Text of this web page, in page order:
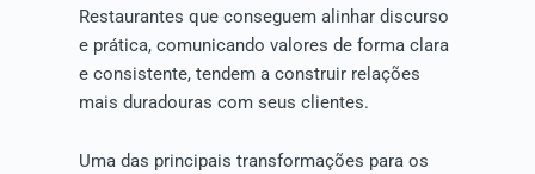
Restaurantes que conseguem alinhar discurso
e prática, comunicando valores de forma clara
e consistente, tendem a construir relações
mais duradouras com seus clientes.
Uma das principais transformações para os